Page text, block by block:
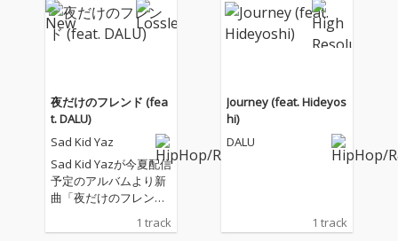
の感情がすれ違う様子
を描写した。 またミュ
ージックビデオの監督
XONが担当した。
の感情がすれ違う様子
を描写した。 またミュ
ージックビデオの監督
XONが担当した。
夜だけのフレンド (fea
t. DALU)
Sad Kid Yaz
Sad Kid Yazが今夏配信
予定のアルバムより新
曲「夜だけのフレンド
(feat. DALU)」を先行リ
リースする。 客演には
1 track
Journey (feat. Hideyos
hi)
DALU
1 track